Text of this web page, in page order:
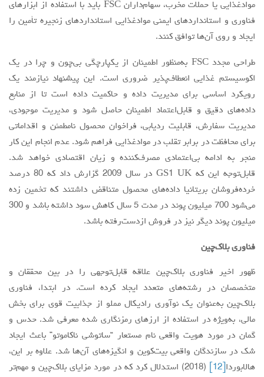
موادغذایی یا حملات مخرب، سهام‌داران FSC باید با استفاده از ابزارهای
فناوری و استانداردهای ایمنی موادغذایی استانداردهای زنجیره تأمین را
ایجاد و روی آن‌ها توافق کنند.
طراحی مجدد FSC به‌منظور اطمینان از یکپارچگی بی‌چون و چرا در یک
اکوسیستم غذایی انعطاف‌پذیر ضروری است. این پیشنهاد نیازمند یک
رویکرد اساسی برای مدیریت داده و حاکمیت داده است تا از منابع
داده‌های دقیق و قابل‌اعتماد اطمینان حاصل شود و مدیریت موجودی،
مدیریت سفارش، قابلیت ردیابی، فراخوان محصول نامطمئن و اقداماتی
برای محافظت در برابر تقلب در موادغذایی فراهم شود. عدم انجام این کار
منجر به ادامه بی‌اعتمادی ‌مصرف‌کننده و زیان اقتصادی خواهد شد.
قابل‌توجه این که GS1 UK در سال 2009 گزارش داد که 80 درصد
خرده‌فروشان بریتانیا داده‌های محصول متناقض داشتند که تخمین زده
می‌شود 700 میلیون پوند در مدت 5 سال کاهش سود داشته باشد و 300
میلیون پوند دیگر نیز در فروش ازدست‌رفته باشد.
فناوری بلاک‌چین
ظهور اخیر فناوری بلاک‌چین علاقه قابل‌توجهی را در بین محققان و
متخصصان در رشته‌های متعدد ایجاد کرده است. در ابتدا، فناوری
بلاک‌چین به‌عنوان یک نوآوری رادیکال مملو از جذابیت قوی برای بخش
مالی، به‌ویژه در استفاده از ارزهای رمزنگاری شده معرفی شد. حدس و
گمان در مورد هویت واقعی نام مستعار “ساتوشی ناکاموتو” باعث ایجاد
شک در سازندگان واقعی بیت‌کوین و انگیزه‌های آن‌ها شد. علاوه بر این،
هالابوردا
(2018) استدلال کرد که در مورد مزایای بلاک‌چین و مهم‌تر